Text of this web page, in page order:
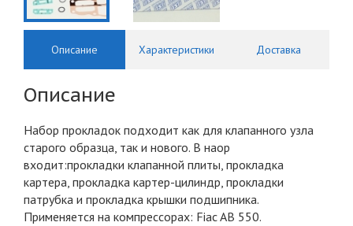
Описание Характеристики Доставка
Описание
Набор прокладок подходит как для клапанного узла
старого образца, так и нового. В наор
входит:прокладки клапанной плиты, прокладка
картера, прокладка картер-цилиндр, прокладки
патрубка и прокладка крышки подшипника.
Применяется на компрессорах: Fiac AB 550.